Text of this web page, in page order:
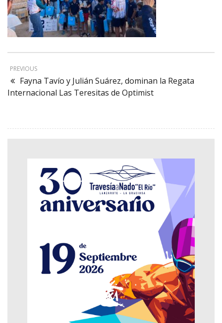
PREVIOUS
Fayna Tavío y Julián Suárez, dominan la Regata
Internacional Las Teresitas de Optimist